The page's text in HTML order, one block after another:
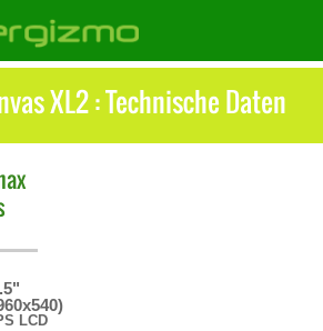
XL2 : Technische Daten
LCD